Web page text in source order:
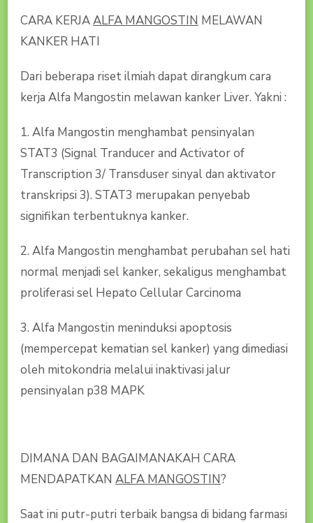
CARA KERJAALFA MANGOSTIN MELAWAN
KANKER HATI
Dari beberapa riset ilmiah dapat dirangkum cara
kerja Alfa Mangostin melawan kanker Liver. Yakni :
1. Alfa Mangostin menghambat pensinyalan
STAT3 (Signal Tranducer and Activator of
Transcription 3/ Transduser sinyal dan aktivator
transkripsi 3). STAT3 merupakan penyebab
signifikan terbentuknya kanker.
2. Alfa Mangostin menghambat perubahan sel hati
normal menjadi sel kanker, sekaligus menghambat
proliferasi sel Hepato Cellular Carcinoma
3. Alfa Mangostin meninduksi apoptosis
(mempercepat kematian sel kanker) yang dimediasi
oleh mitokondria melalui inaktivasi jalur
pensinyalan p38 MAPK
DIMANA DAN BAGAIMANAKAH CARA
MENDAPATKAN ALFA MANGOSTIN?
Saat ini putr-putri terbaik bangsa di bidang farmasi